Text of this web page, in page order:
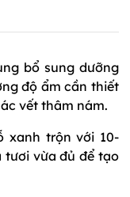
bổ sung dưỡng
độ ẩm cần thiết
vết thâm nám.
xanh trộn với 10-
tươi vừa đủ để tạo